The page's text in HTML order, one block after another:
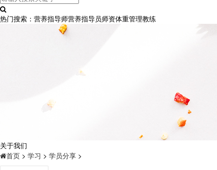
热门搜索： 营养指导师营养指导员师资体重管理教练
关于我们
首页 > 学习 > 学员分享 >